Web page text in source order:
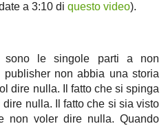
a 3:10 di questo video).
le singole parti a non
non abbia una storia
dire nulla. Il fatto che si spinga
nulla. Il fatto che si sia visto
non voler dire nulla. Quando